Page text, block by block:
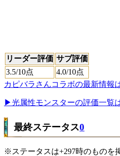
リーダー評価 サブ評価
3.5/10点 4.0/10点
カピバラさんコラボの最新情報
▶光属性モンスターの評価一覧
最終ステータス0
※ステータスは+297時のものを